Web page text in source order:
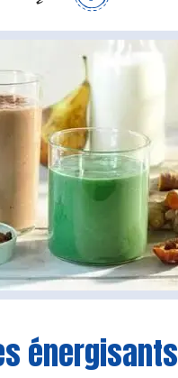
énergisants